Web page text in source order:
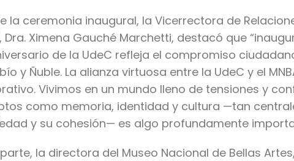
la ceremonia inaugural, la Vicerrectora de
Dra. Ximena Gauché Marchetti, destacó que
de la UdeC refleja el compromiso
y Ñuble. La alianza virtuosa entre la UdeC y el
Vivimos en un mundo lleno de tensiones y
como memoria, identidad y cultura —tan
y su cohesión— es algo profundamente
la directora del Museo Nacional de Bellas